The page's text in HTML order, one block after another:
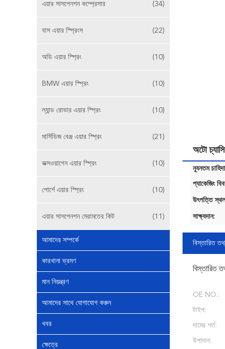
এয়ার সাসপেনশন কম্প্রেসার (34)
বাস এয়ার স্প্রিংস (22)
অডি এয়ার স্প্রিং (10)
BMW এয়ার স্প্রিং (10)
ল্যান্ড রোভার এয়ার স্প্রিং (10)
মার্সিডিজ বেঞ্জ এয়ার স্প্রিং (21)
ভক্সওয়াগেন এয়ার স্প্রিং (10)
পোর্শে এয়ার স্প্রিং (10)
এয়ার সাসপেনশন মেরামতের কিট (11)
আমাদের সম্পর্কে
কারখানা ভ্রমণ
মান নিয়ন্ত্রণ
আমাদের সাথে যোগাযোগ করুন
খবর
ক্ষেত্রে
অটো
ন্যূনতম
প্যাকেজিং
উৎপত্তি
সাক্ষ্যদান:
বিস্তারিত
বিস্তারিত
OE NO.:
টাইপ:
দামের শর্ত:
উপাদান: